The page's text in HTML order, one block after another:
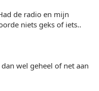
de radio en mijn
niets geks of iets..
wel geheel of net aan